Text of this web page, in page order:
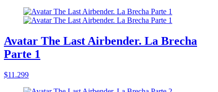
Avatar The Last Airbender. La Brecha
Parte 1
$11.299